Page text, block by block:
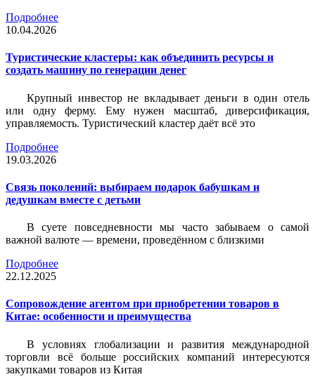
Подробнее
10.04.2026
Туристические кластеры: как объединить ресурсы и
создать машину по генерации денег
Крупный инвестор не вкладывает деньги в один отель
или одну ферму. Ему нужен масштаб, диверсификация,
управляемость. Туристический кластер даёт всё это
Подробнее
19.03.2026
Связь поколений: выбираем подарок бабушкам и
дедушкам вместе с детьми
В суете повседневности мы часто забываем о самой
важной валюте — времени, проведённом с близкими
Подробнее
22.12.2025
Сопровождение агентом при приобретении товаров в
Китае: особенности и преимущества
В условиях глобализации и развития международной
торговли всё больше российских компаний интересуются
закупками товаров из Китая